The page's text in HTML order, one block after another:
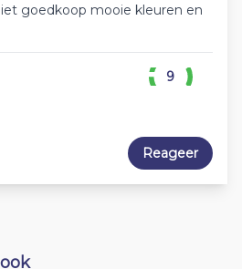
goedkoop mooie kleuren en
9
Reageer